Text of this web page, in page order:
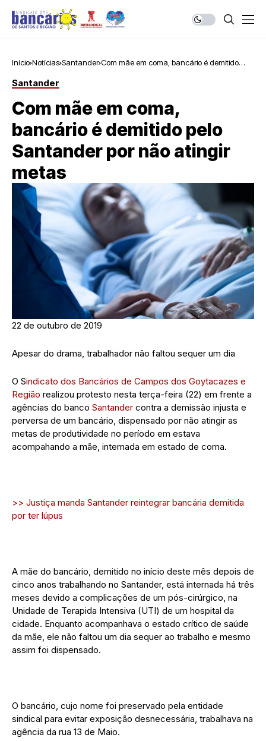
Início Notícias Santander Com mãe em coma, bancário é demitido
Santander
Com mãe em coma,
bancário é demitido pelo
Santander por não atingir
metas
22 de outubro de 2019
Apesar do drama, trabalhador não faltou sequer um dia
O Sindicato dos Bancários de Campos dos Goytacazes e
Região realizou protesto nesta terça-feira (22) em frente a
agências do banco Santander contra a demissão injusta e
perversa de um bancário, dispensado por não atingir as
metas de produtividade no período em estava
acompahando a mãe, internada em estado de coma.
>> Justiça manda Santander reintegrar bancária demitida
por ter lúpus
A mãe do bancário, demitido no início deste mês depois de
cinco anos trabalhando no Santander, está internada há três
meses devido a complicações de um pós-cirúrgico, na
Unidade de Terapida Intensiva (UTI) de um hospital da
cidade. Enquanto acompanhava o estado crítico de saúde
da mãe, ele não faltou um dia sequer ao trabalho e mesmo
assim foi dispensado.
O bancário, cujo nome foi preservado pela entidade
sindical para evitar exposição desnecessária, trabalhava na
agência da rua 13 de Maio.